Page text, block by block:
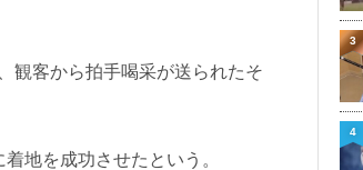
観客から拍手喝采が送られたそ
地を成功させたという。
3
4